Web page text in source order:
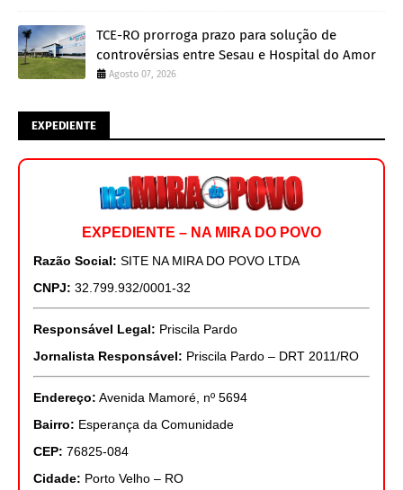
TCE-RO prorroga prazo para solução de
controvérsias entre Sesau e Hospital do Amor
Agosto 07, 2026
EXPEDIENTE
EXPEDIENTE – NA MIRA DO POVO
Razão Social: SITE NA MIRA DO POVO LTDA
CNPJ: 32.799.932/0001-32
Responsável Legal: Priscila Pardo
Jornalista Responsável: Priscila Pardo – DRT 2011/RO
Endereço: Avenida Mamoré, nº 5694
Bairro: Esperança da Comunidade
CEP: 76825-084
Cidade: Porto Velho – RO